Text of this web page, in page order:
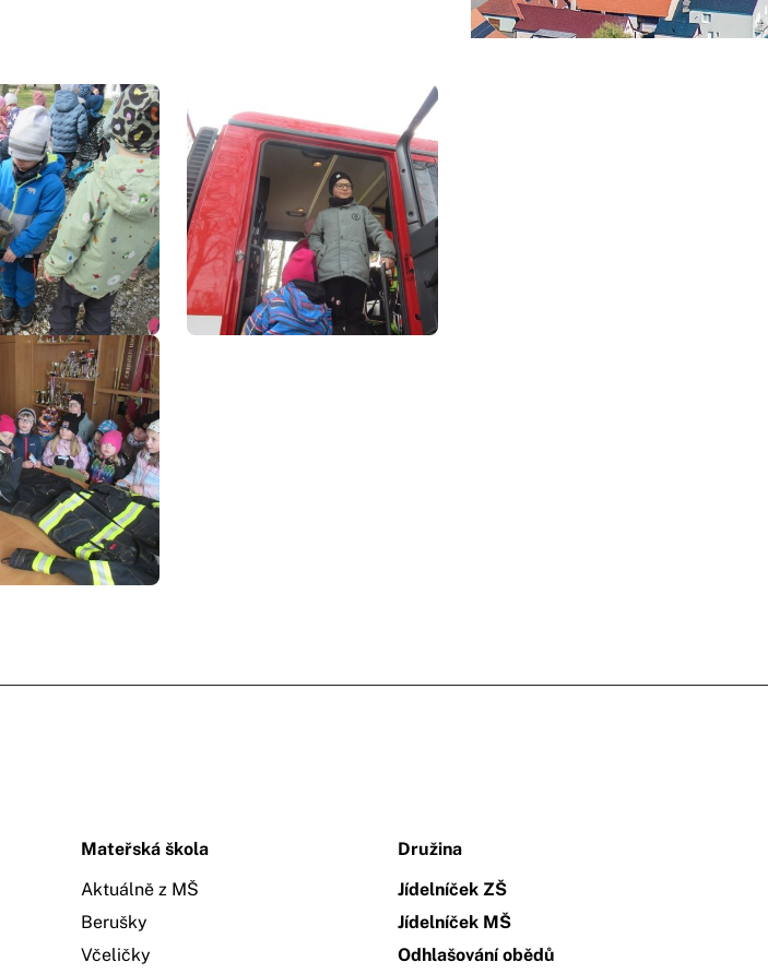
Mateřská škola
Aktuálně z MŠ
Berušky
Včeličky
Družina
Jídelníček ZŠ
Jídelníček MŠ
Odhlašování obědů